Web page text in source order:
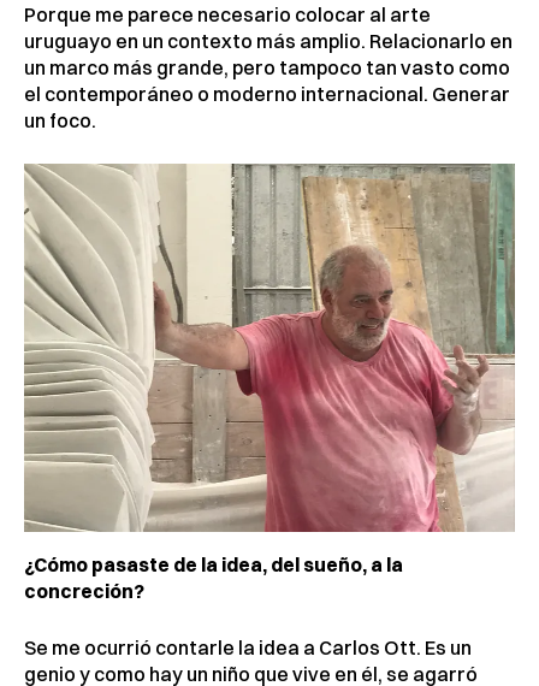
Porque me parece necesario colocar al arte
uruguayo en un contexto más amplio. Relacionarlo en
un marco más grande, pero tampoco tan vasto como
el contemporáneo o moderno internacional. Generar
un foco.
¿Cómo pasaste de la idea, del sueño, a la
concreción?
Se me ocurrió contarle la idea a Carlos Ott. Es un
genio y como hay un niño que vive en él, se agarró